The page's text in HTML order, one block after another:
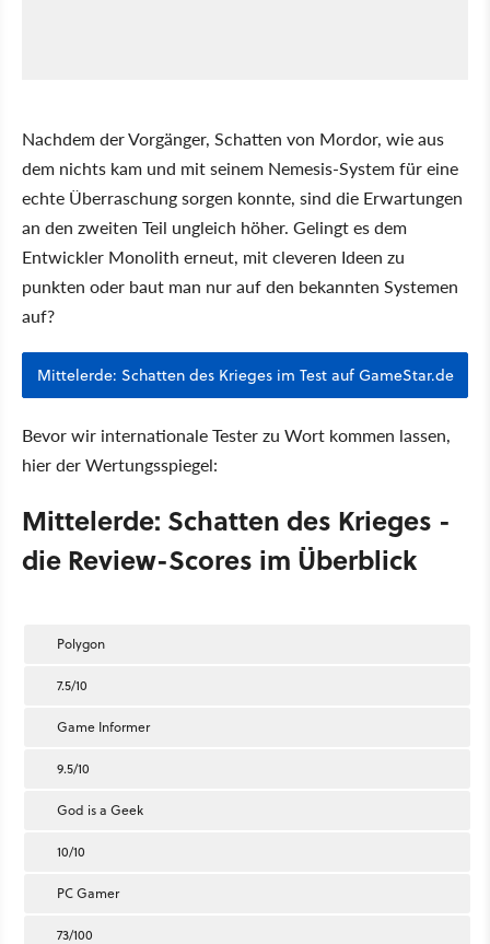
Nachdem der Vorgänger, Schatten von Mordor, wie aus
dem nichts kam und mit seinem Nemesis-System für eine
echte Überraschung sorgen konnte, sind die Erwartungen
an den zweiten Teil ungleich höher. Gelingt es dem
Entwickler Monolith erneut, mit cleveren Ideen zu
punkten oder baut man nur auf den bekannten Systemen
auf?
Mittelerde: Schatten des Krieges im Test auf GameStar.de
Bevor wir internationale Tester zu Wort kommen lassen,
hier der Wertungsspiegel:
Mittelerde: Schatten des Krieges -
die Review-Scores im Überblick
Polygon
7.5/10
Game Informer
9.5/10
God is a Geek
10/10
PC Gamer
73/100